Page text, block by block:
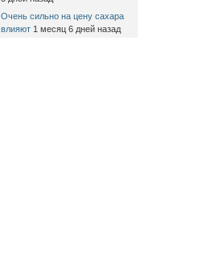
Очень сильно на цену сахара
влияют 1 месяц 6 дней назад